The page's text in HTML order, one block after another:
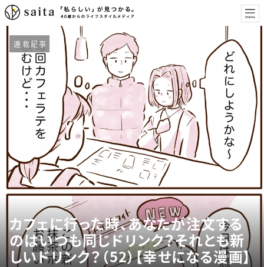
連載記事
カフェに行った時、あなたが注文する
のはいつも同じドリンク？それとも新
しいドリンク？（52）【幸せになる漫画】